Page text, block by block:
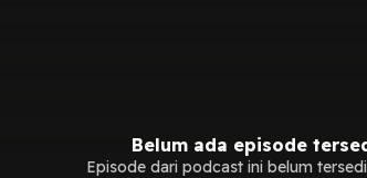
Belum ada episode
Episode dari podcast ini belum